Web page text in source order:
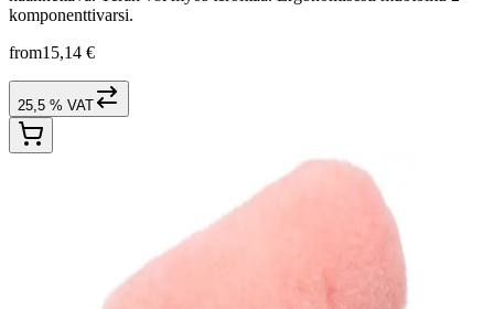
komponenttivarsi.
from15,14 €
25,5 % VAT